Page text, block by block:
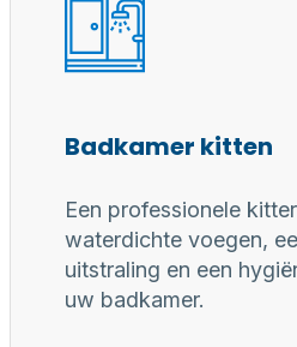
Badkamer kitten
Een professionele
waterdichte voegen,
uitstraling en een
uw badkamer.